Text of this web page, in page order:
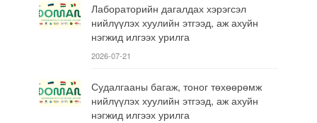
Лабораторийн дагалдах хэрэгсэл
нийлүүлэх хуулийн этгээд, аж ахуйн
нэгжид илгээх урилга
2026-07-21
Судалгааны багаж, тоног төхөөрөмж
нийлүүлэх хуулийн этгээд, аж ахуйн
нэгжид илгээх урилга